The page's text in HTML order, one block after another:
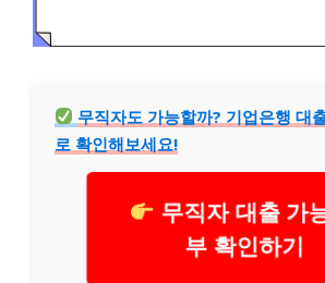
무직자도 가능할까? 기업은행 대
로 확인해보세요!
무직자 대출 가
부 확인하기